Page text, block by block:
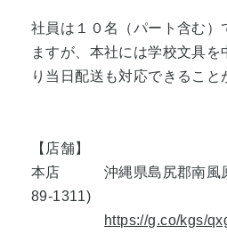
社員は１０名（パート含む）
ますが、本社には学校文具
り当日配送も対応できること
【店舗】
本店 沖縄県島尻郡南風原
89-1311)
https://g.co/kgs/